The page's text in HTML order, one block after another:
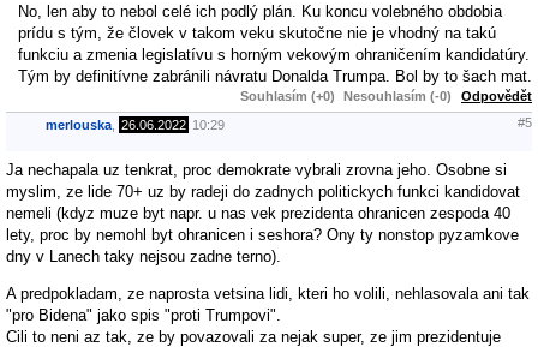
No, len aby to nebol celé ich podlý plán. Ku koncu volebného obdobia
prídu s tým, že človek v takom veku skutočne nie je vhodný na takú
funkciu a zmenia legislatívu s horným vekovým ohraničením kandidatúry.
Tým by definitívne zabránili návratu Donalda Trumpa. Bol by to šach mat.
Souhlasím (+0) Nesouhlasím (-0) Odpovědět
merlouska 26.06.2022 10:29 #5
Ja nechapala uz tenkrat, proc demokrate vybrali zrovna jeho. Osobne si
myslim, ze lide 70+ uz by radeji do zadnych politickych funkci kandidovat
nemeli (kdyz muze byt napr. u nas vek prezidenta ohranicen zespoda 40
lety, proc by nemohl byt ohranicen i seshora? Ony ty nonstop pyzamkove
dny v Lanech taky nejsou zadne terno).
A predpokladam, ze naprosta vetsina lidi, kteri ho volili, nehlasovala ani tak
"pro Bidena" jako spis "proti Trumpovi".
Cili to neni az tak, ze by povazovali za nejak super, ze jim prezidentuje